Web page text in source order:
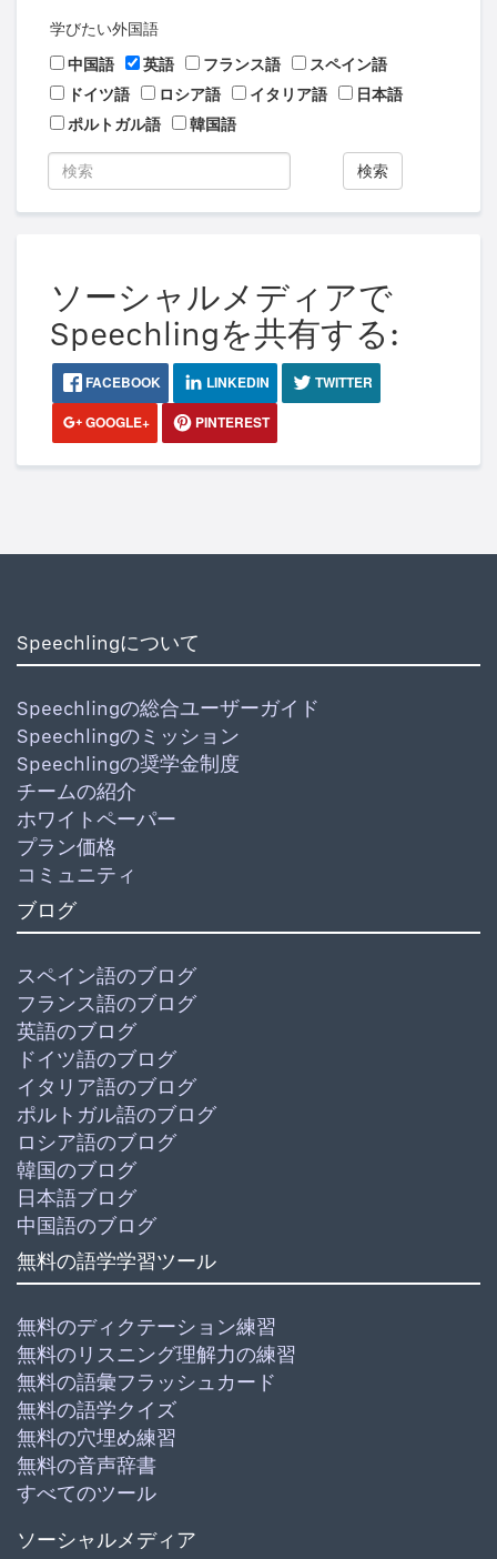
学びたい外国語
中国語
英語 フランス語
スペイン語
ドイツ語
ロシア語 イタリア語
日本語
ポルトガル語
韓国語
検索
ソーシャルメディアで
Speechlingを共有する:
FACEBOOK LINKEDIN
TWITTER
GOOGLE+
PINTEREST
Speechlingについて
Speechlingの総合ユーザーガイド
Speechlingのミッション
Speechlingの奨学金制度
チームの紹介
ホワイトペーパー
プラン価格
コミュニティ
ブログ
スペイン語のブログ
フランス語のブログ
英語のブログ
ドイツ語のブログ
イタリア語のブログ
ポルトガル語のブログ
ロシア語のブログ
韓国のブログ
日本語ブログ
中国語のブログ
無料の語学学習ツール
無料のディクテーション練習
無料のリスニング理解力の練習
無料の語彙フラッシュカード
無料の語学クイズ
無料の穴埋め練習
無料の音声辞書
すべてのツール
ソーシャルメディア